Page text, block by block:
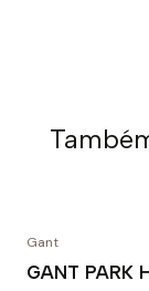
Gant
GANT PARK